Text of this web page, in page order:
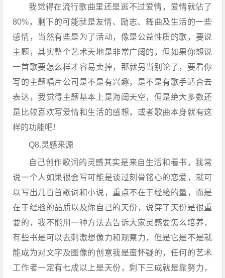
我觉得在流行歌曲里还是逃不过爱情，爱情就佔了
80%，剩下的可能就是友情、励志、舞曲及生活的一些
感情，当然有些是为了活动，像是公益性质的歌，要说
主题，其实整个艺术天地是非常广阔的，但如果你想说
一首歌要怎么样才容易卖掉，那就另当别论了，要看你
写的主题唱片公司是不是有兴趣，是不是有歌手适合去
表达，我觉得主题基本上是海阔天空，但是绝大多数还
是比较喜欢写爱情和生活的感想，或者歌曲本身就有这
样的功能吧！
Q8.灵感来源
自己创作歌词的灵感其实是来自生活和看书，我常
说一个人如果很会写可能是谈过刻骨铭心的恋爱，就可
以写出几百首歌词和小说，重点不在于经验的量，而是
在于经验的品质以及你自己的天份，说穿了天份是很重
要的，我不能用一种方法去告诉大家灵感要怎么培养，
有些书是可以去刺激想像力和观察力，但是它是不是就
能成为对文字及图像的创意我是蛮怀疑的，任何的艺术
工作者一定有七成以上是天份，剩下三成就是靠努力，